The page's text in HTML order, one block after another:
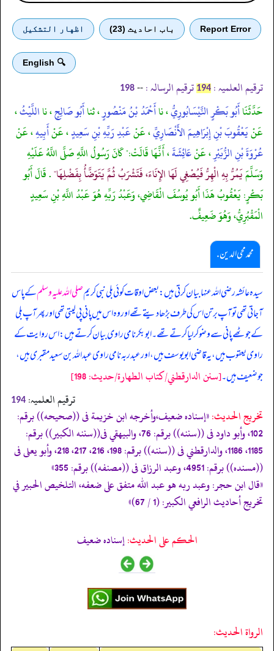
Report Error باب احادیث (23) اظهار التشكيل
🔍 English
ترقیم العلمیہ : 194 ترقیم الرسالہ : --
198
حَدَّثَنَاأَبُو بَكْرٍ النَّيْسَابُورِيُّ، ناأَحْمَدُ بْنُ مَنْصُورٍ، ثناأَبُو صَالِحٍ، نااللَّيْثُ،
عَنْيَعْقُوبَ بْنِ إِبْرَاهِيمَ الأَنْصَارِيِّ، عَنْعَبْدِ رَبِّهِ بْنِ سَعِيدٍ، عَنْأَبِيهِ، عَنْ
عُرْوَةَ بْنِ الزُّبَيْرِ، عَنْعَائِشَةَ، أَنَّهَا قَالَتْ:" كَانَ رَسُولُ اللَّهِ صَلَّى اللَّهُ عَلَيْهِ
وَسَلَّمَيَمُرُّ بِهِ الْهِرُّ فَيُصْغِي لَهَا الإِنَاءَ، فَتَشْرَبُ ثُمَّ يَتَوَضَّأُ بِفَضْلِهَا". قَالَ أَبُو
بَكْرٍ: يَعْقُوبُ هَذَا أَبُو يُوسُفَ الْقَاضِي، وَعَبْدُ رَبِّهِ هُوَ عَبْدُ اللَّهِ بْنِ سَعِيدٍ
الْمَقْبُرِيُّ، وَهُوَ ضَعِيفٌ.
محمد محی الدین .
سیدہ عائشہ رضی اللہ عنہا بیان کرتی ہیں: بعض اوقات کوئی بلی نبی کریمصلی اللہ علیہ وسلمکے پاس
آ جاتی تھی تو آپ برتن اس کی طرف بڑھا دیتے تھے اور وہ اس میں پانی پی لیتی تھی اور پھر آپ بلی
کے جوٹھے پانی سے وضو کر لیا کرتے تھے۔ ابوبکر نامی راوی بیان کرتے ہیں: اس روایت کے
راوی یعقوب ہیں، یہ قاضی ابویوسف ہیں، اور عبدربہ نامی راوی عبداللہ بن سعید مقبری ہیں،
جو ضعیف ہیں۔[سنن الدارقطني/كتاب الطهارة/حدیث: 198]
ترقیم العلمیہ: 194
تخریج الحدیث:«إسناده ضعيف،وأخرجه ابن خزيمة فى ((صحيحه)) برقم:
102، وأبو داود فى ((سننه)) برقم: 76، والبيهقي فى((سننه الكبير)) برقم:
1185، 1186، والدارقطني فى ((سننه)) برقم: 198، 216، 217، 218، وأبو يعلى فى
((مسنده)) برقم: 4951، وعبد الرزاق فى ((مصنفه)) برقم: 355»
«قال ابن حجر: وعبد ربه هو عبد الله متفق على ضعفه، التلخيص الحبير في
تخريج أحاديث الرافعي الكبير: (1 / 67)»
الحكم على الحديث:إسناده ضعيف
الرواة الحديث: